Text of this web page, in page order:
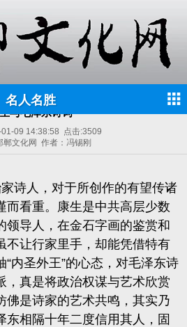
名人名胜
与毛泽东诗词
09 14:38:58 点击:3509
郸文化网 作者：冯锡刚
诗人，对于所创作的有望传诸
而看重。康生是中共高层少数
领导人，在金石字画的鉴赏和
不让行家里手，却能凭借特有
“内圣外王”的心态，对毛泽东诗
，真是将政治权谋与艺术欣赏
是诗家的艺术共鸣，其实乃
东相隔十年二度信用其人，固